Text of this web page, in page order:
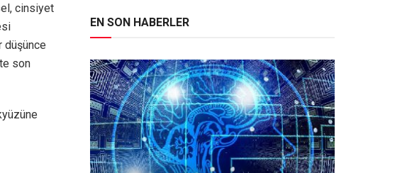
cinsiyet
düşünce
son
EN SON HABERLER